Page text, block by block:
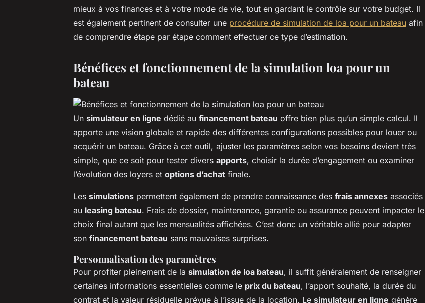
mieux à vos finances et à votre mode de vie, tout en gardant le contrôle sur votre budget. Il
est également pertinent de consulter une procédure de simulation de loa pour un bateau afin
de comprendre étape par étape comment effectuer ce type d’estimation.
Bénéfices et fonctionnement de la simulation loa pour un
bateau
Un simulateur en ligne dédié au financement bateau offre bien plus qu’un simple calcul. Il
apporte une vision globale et rapide des différentes configurations possibles pour louer ou
acquérir un bateau. Grâce à cet outil, ajuster les paramètres selon vos besoins devient très
simple, que ce soit pour tester divers apports, choisir la durée d’engagement ou examiner
l’évolution des loyers et options d’achat finale.
Les simulations permettent également de prendre connaissance des frais annexes associés
au leasing bateau. Frais de dossier, maintenance, garantie ou assurance peuvent impacter le
choix final autant que les mensualités affichées. C’est donc un véritable allié pour adapter
son financement bateau sans mauvaises surprises.
Personnalisation des paramètres
Pour profiter pleinement de la simulation de loa bateau, il suffit généralement de renseigner
certaines informations essentielles comme le prix du bateau, l’apport souhaité, la durée du
contrat et la valeur résiduelle prévue à l’issue de la location. Le simulateur en ligne génère